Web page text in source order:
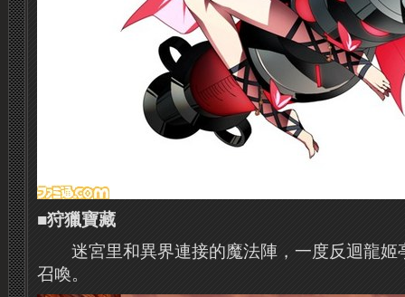
■狩獵寶藏
迷宮里和異界連接的魔法陣，一度反迴龍姬
召喚。